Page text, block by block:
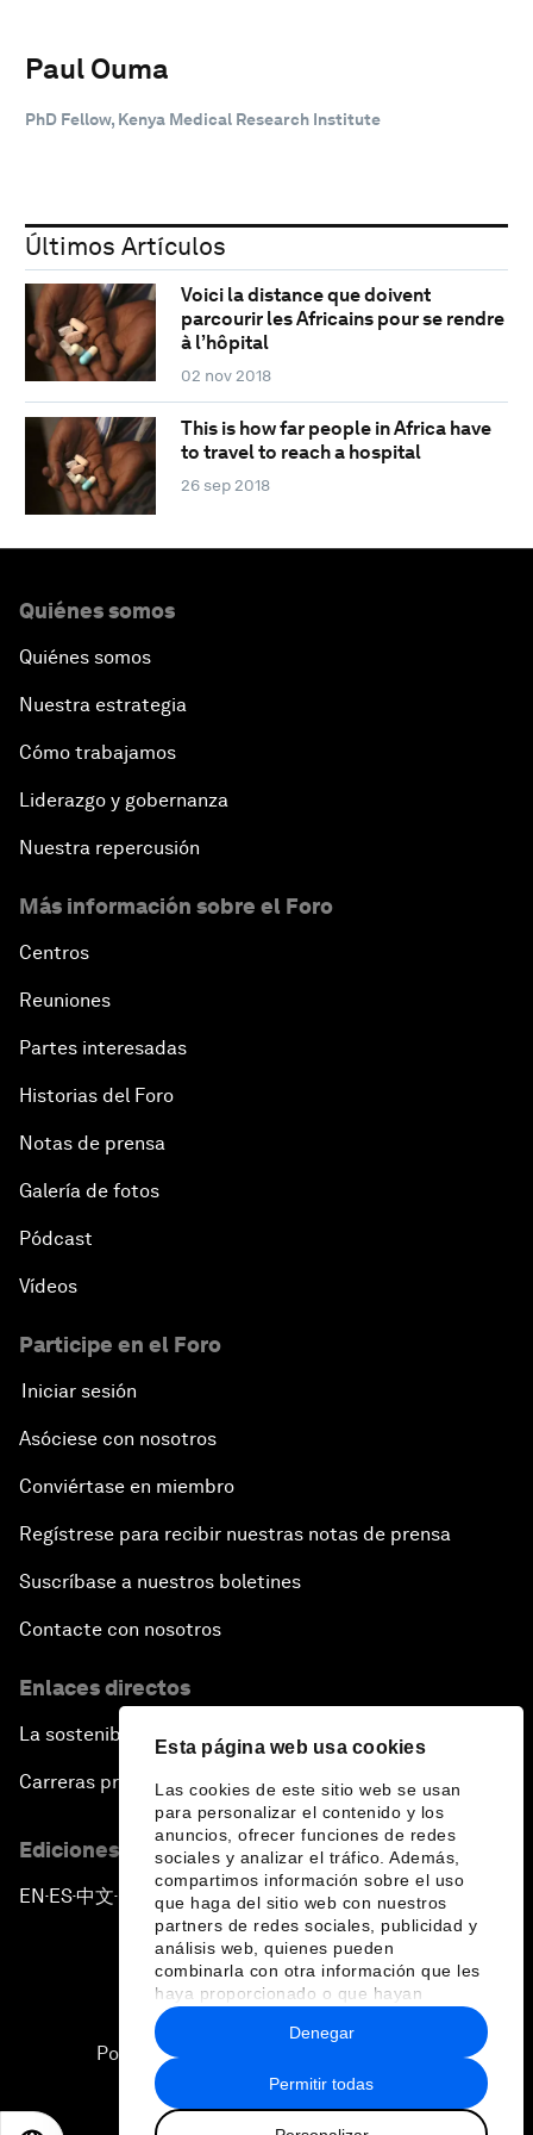
Esta página web usa cookies
Las cookies de este sitio web se usan
para personalizar el contenido y los
anuncios, ofrecer funciones de redes
sociales y analizar el tráfico. Además,
compartimos información sobre el uso
que haga del sitio web con nuestros
partners de redes sociales, publicidad y
análisis web, quienes pueden
combinarla con otra información que les
haya proporcionado o que hayan
recopilado a partir del uso que haya
hecho de sus servicios.
Permitir todas
Denegar
Paul Ouma
PhD Fellow, Kenya Medical Research Institute
Últimos Artículos
Voici la distance que doivent
parcourir les Africains pour se rendre
à l’hôpital
02 nov 2018
This is how far people in Africa have
to travel to reach a hospital
26 sep 2018
Quiénes somos
Quiénes somos
Nuestra estrategia
Cómo trabajamos
Liderazgo y gobernanza
Nuestra repercusión
Más información sobre el Foro
Centros
Reuniones
Partes interesadas
Historias del Foro
Notas de prensa
Galería de fotos
Pódcast
Vídeos
Participe en el Foro
Iniciar sesión
Asóciese con nosotros
Conviértase en miembro
Regístrese para recibir nuestras notas de prensa
Suscríbase a nuestros boletines
Contacte con nosotros
Enlaces directos
La sostenibilidad en el Foro
Carreras profesionales
Ediciones en otros idiomas
EN ▪ES▪中文▪ 日本語
Política de privacidad y normas de uso
Sitemap